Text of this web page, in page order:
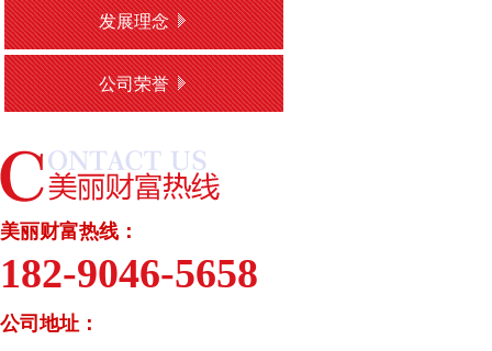
发展理念
公司荣誉
美丽财富热线：
182-9046-5658
公司地址：